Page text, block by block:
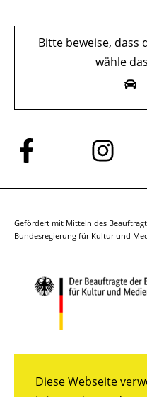
Diese Webseite
Bitte beweise, dass
wähle
Folge
uns
auf
Folge
uns
auf
Gefördert mit Mitteln des
Bundesregierung für Kultur und